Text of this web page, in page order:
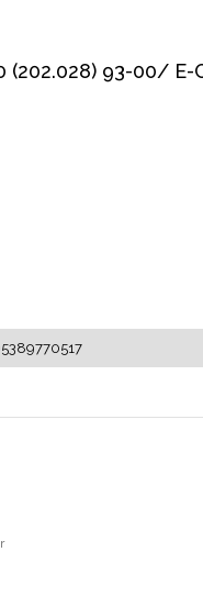
(202.028) 93-00/ E-